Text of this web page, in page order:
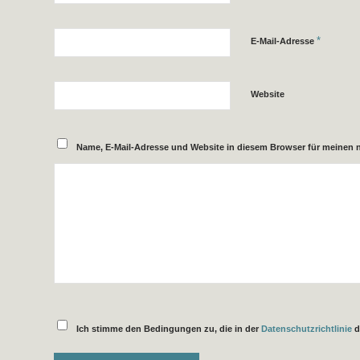
E-Mail-Adresse *
Website
Name, E-Mail-Adresse und Website in diesem Browser für meinen
Ich stimme den Bedingungen zu, die in der Datenschutzrichtlinie